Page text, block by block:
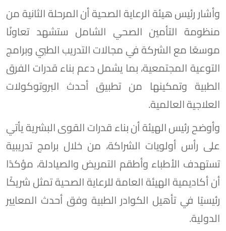
وأشار رئيس هيئة الرعاية الصحية أن المرحلة الثانية من
منظومة التأمين الصحي الشامل ستشهد تعاونًا
موسعًا مع الشركة في مجالات التدريب الطبي وبرامج
التوعية المجتمعية، بما يشمل دعم بناء قدرات الفرق
الطبية وتمكينها من تطبيق أحدث البروتوكولات
العلاجية العالمية.
وأوضح رئيس الهيئة أن بناء قدرات القوى البشرية يأتي
على رأس أولويات الشراكة، من خلال برامج تدريبية
تستهدف الأطباء وأطقم التمريض والصيادلة، مؤكدًا
أن أكاديمية الهيئة العامة للرعاية الصحية تمثل شريكًا
رئيسيًا في تأهيل الكوادر الطبية وفق أحدث المعايير
الدولية.